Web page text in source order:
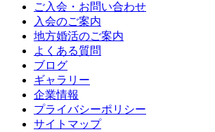
ご入会・お問い合わせ
入会のご案内
地方婚活のご案内
よくある質問
ブログ
ギャラリー
企業情報
プライバシーポリシー
サイトマップ